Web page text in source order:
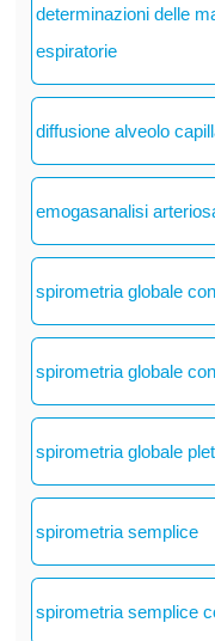
determinazioni delle
espiratorie
diffusione alveolo
emogasanalisi
spirometria globale
spirometria globale
spirometria globale
spirometria semplice
spirometria semplice